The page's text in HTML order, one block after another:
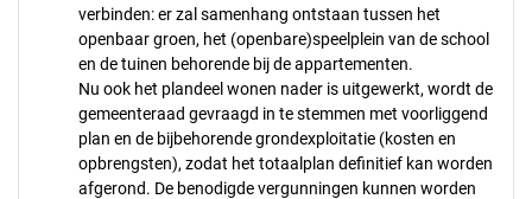
verbinden: er zal samenhang ontstaan tussen het
openbaar groen, het (openbare)speelplein van de school
en de tuinen behorende bij de appartementen.
Nu ook het plandeel wonen nader is uitgewerkt, wordt de
gemeenteraad gevraagd in te stemmen met voorliggend
plan en de bijbehorende grondexploitatie (kosten en
opbrengsten), zodat het totaalplan definitief kan worden
afgerond. De benodigde vergunningen kunnen worden